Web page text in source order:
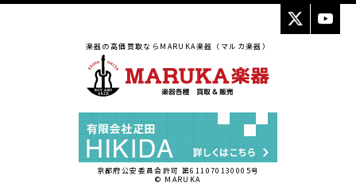
楽器の高価買取ならMARUKA楽器（マルカ楽器）
京都府公安委員会許可 第611070130005号
© MARUKA